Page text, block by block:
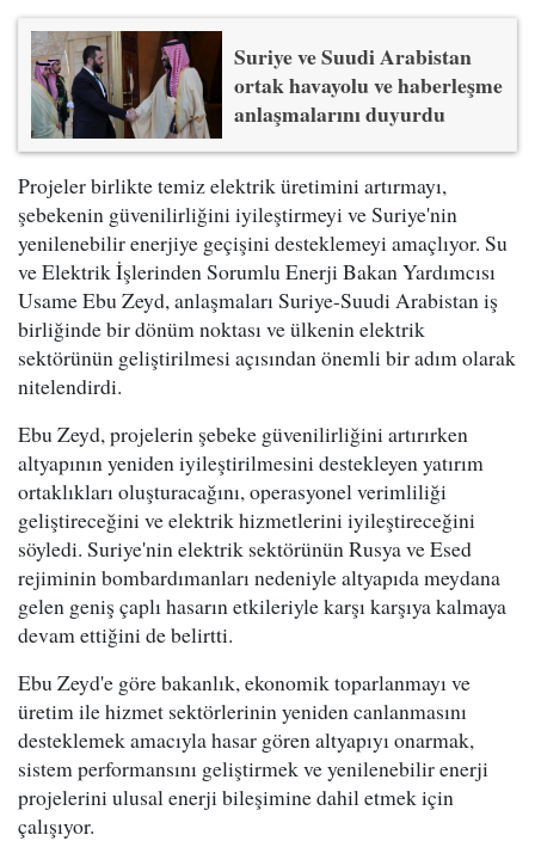
Suriye ve Suudi Arabistan
ortak havayolu ve haberleşme
anlaşmalarını duyurdu
Projeler birlikte temiz elektrik üretimini artırmayı,
şebekenin güvenilirliğini iyileştirmeyi ve Suriye'nin
yenilenebilir enerjiye geçişini desteklemeyi amaçlıyor. Su
ve Elektrik İşlerinden Sorumlu Enerji Bakan Yardımcısı
Usame Ebu Zeyd, anlaşmaları Suriye-Suudi Arabistan iş
birliğinde bir dönüm noktası ve ülkenin elektrik
sektörünün geliştirilmesi açısından önemli bir adım olarak
nitelendirdi.
Ebu Zeyd, projelerin şebeke güvenilirliğini artırırken
altyapının yeniden iyileştirilmesini destekleyen yatırım
ortaklıkları oluşturacağını, operasyonel verimliliği
geliştireceğini ve elektrik hizmetlerini iyileştireceğini
söyledi. Suriye'nin elektrik sektörünün Rusya ve Esed
rejiminin bombardımanları nedeniyle altyapıda meydana
gelen geniş çaplı hasarın etkileriyle karşı karşıya kalmaya
devam ettiğini de belirtti.
Ebu Zeyd'e göre bakanlık, ekonomik toparlanmayı ve
üretim ile hizmet sektörlerinin yeniden canlanmasını
desteklemek amacıyla hasar gören altyapıyı onarmak,
sistem performansını geliştirmek ve yenilenebilir enerji
projelerini ulusal enerji bileşimine dahil etmek için
çalışıyor.